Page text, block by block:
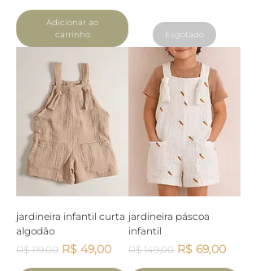
Adicionar ao
carrinho
Esgotado
jardineira infantil curta
algodão
Preço normal
R$ 119,00 Preço promocional
R$ 49,00
jardineira páscoa
infantil
Preço normal
R$ 149,00 Preço
R$ 69,00